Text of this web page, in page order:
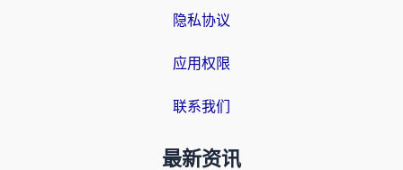
隐私协议
应用权限
联系我们
最新资讯